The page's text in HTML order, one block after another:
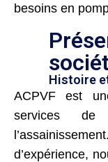
besoins en
Histoire
ACPVF est
services
d’expérience,